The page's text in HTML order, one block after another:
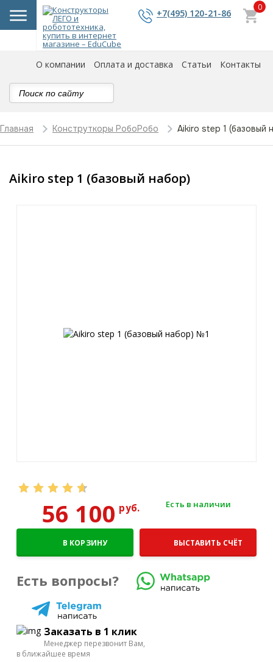
+7(495) 120-21-86
0
О компании Оплата и доставка Статьи Контакты
Главная Конструткоры РобоРобо Aikiro step 1 (базовый
Aikiro step 1 (базовый набор)
56 100руб. Есть в наличии
В КОРЗИНУ ВЫСТАВИТЬ СЧЁТ
Есть вопросы?
Заказать в 1 клик
Менеджер перезвонит Вам,
в ближайшее время